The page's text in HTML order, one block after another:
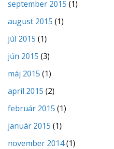
september 2015 (1)
august 2015 (1)
júl 2015 (1)
jún 2015 (3)
máj 2015 (1)
apríl 2015 (2)
február 2015 (1)
január 2015 (1)
november 2014(1)